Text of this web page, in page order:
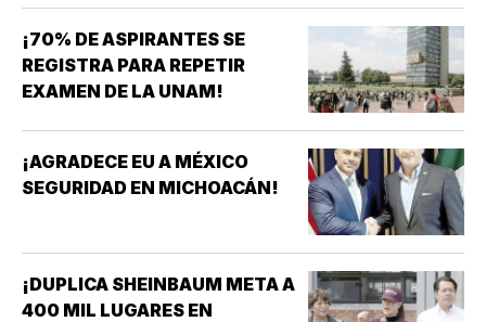
¡70% DE ASPIRANTES SE
REGISTRA PARA REPETIR
EXAMEN DE LA UNAM!
¡AGRADECE EU A MÉXICO
SEGURIDAD EN MICHOACÁN!
¡DUPLICA SHEINBAUM META A
400 MIL LUGARES EN